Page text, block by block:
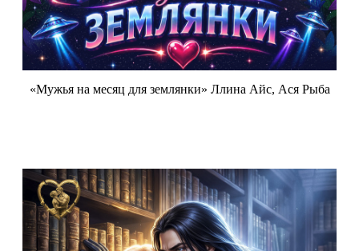
«Мужья на месяц для землянки» Ллина Айс, Ася Рыба